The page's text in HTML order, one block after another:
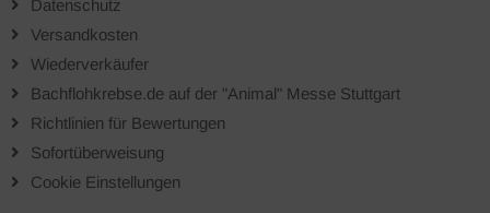
Datenschutz
Versandkosten
Wiederverkäufer
Bachflohkrebse.de auf der "Animal" Messe Stuttgart
Richtlinien für Bewertungen
Sofortüberweisung
Cookie Einstellungen